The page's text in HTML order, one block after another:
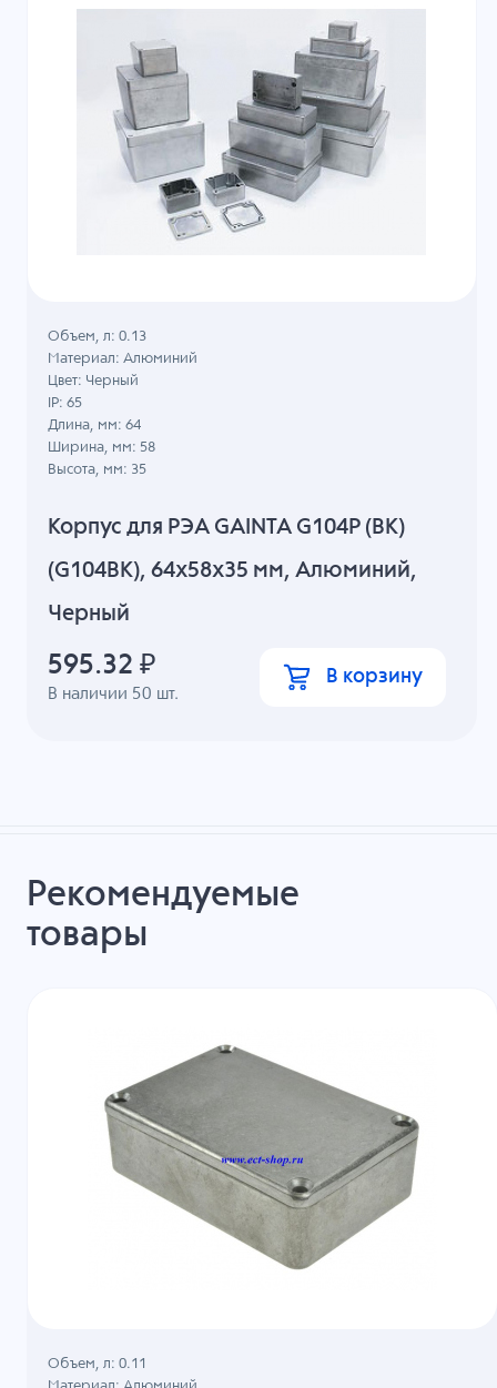
Корпус для РЭА GAINTA G104P (BK)
(G104BK), 64x58x35 мм, Алюминий,
Черный
В наличии 50 шт.
Объем, л: 0.13
Материал: Алюминий
Цвет: Черный
IP: 65
Длина, мм: 64
Ширина, мм: 58
Высота, мм: 35
595.32 ₽ В корзину
Рекомендуемые
товары
Объем, л: 0.11